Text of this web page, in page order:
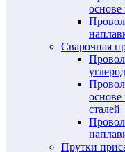
основе
Сварочная
сталей
Прутки